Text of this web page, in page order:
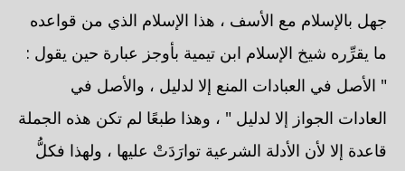
جهل بالإسلام مع الأسف ، هذا الإسلام الذي من قواعده
ما يقرِّره شيخ الإسلام ابن تيمية بأوجز عبارة حين يقول :
" الأصل في العبادات المنع إلا لدليل ، والأصل في
العادات الجواز إلا لدليل " ، وهذا طبعًا لم تكن هذه الجملة
قاعدة إلا لأن الأدلة الشرعية توارَدَتْ عليها ، ولهذا فكلُّ